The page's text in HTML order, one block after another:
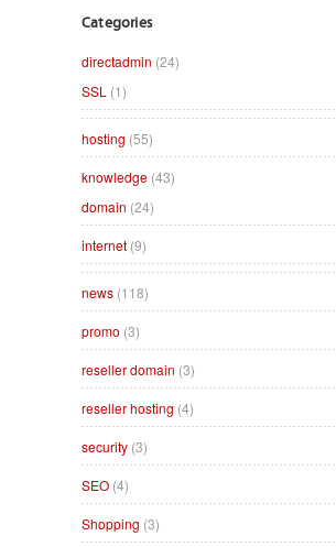
Categories
directadmin (24)
SSL (1)
hosting (55)
knowledge (43)
domain (24)
internet (9)
news (118)
promo (3)
reseller domain (3)
reseller hosting (4)
security (3)
SEO (4)
Shopping (3)